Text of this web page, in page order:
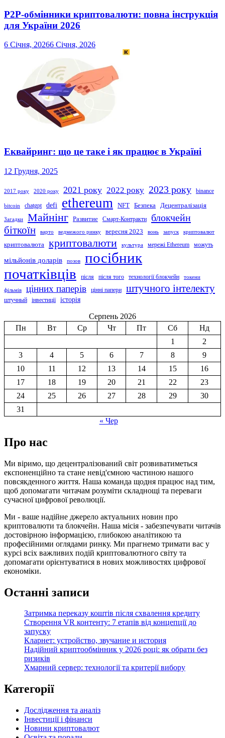
P2P-обмінники криптовалюти: повна інструкція
для України 2026
6 Січня, 20266 Січня, 2026
Еквайринг: що це таке і як працює в Україні
12 Грудня, 2025
2017 року 2020 року 2021 року 2022 року 2023 року binance
bitcoin chatgpt defi ethereum NFT Безпека Децентралізація
Загадки Майнінг Развитие Смарт-Контракти блокчейн
біткоїн варто ведмежого ринку вересня 2023 вонь запуск криптовалют
криптовалюта криптовалюти культура мережі Ethereum можуть
мільйонів доларів позов посібник
початківців після після того технології блокчейн токени
фільмів цінних паперів цінні папери штучного інтелекту
штучный інвестиції історія
Серпень 2026
Пн
Вт Ср Чт Пт Сб
Нд
1
2
3
4 5 6 7 8
9
10
11 12 13 14 15
16
17
18 19 20 21 22
23
24
25 26 27 28 29
30
31
« Чер
Про нас
Ми віримо, що децентралізований світ розвиватиметься
експоненційно та стане невід'ємною частиною нашого
повсякденного життя. Наша команда щодня працює над тим,
щоб допомагати читачам розуміти складнощі та переваги
сучасної цифрової революції.
Ми - ваше надійне джерело актуальних новин про
криптовалюти та блокчейн. Наша місія - забезпечувати читачів
достовірною інформацією, глибокою аналітикою та
професійними оглядами ринку. Ми прагнемо тримати вас у
курсі всіх важливих подій криптовалютного світу та
допомагати орієнтуватися в нових можливостях цифрової
економіки.
Останні записи
Затримка переказу коштів після схвалення кредиту
Створення VR контенту: 7 етапів від концепції до
запуску
Кларнет: устройство, звучание и история
Надійний криптообмінник у 2026 році: як обрати без
ризиків
Хмарний сервер: технології та критерії вибору
Категорії
Дослідження та аналіз
Інвестиції і фінанси
Новини криптовалют